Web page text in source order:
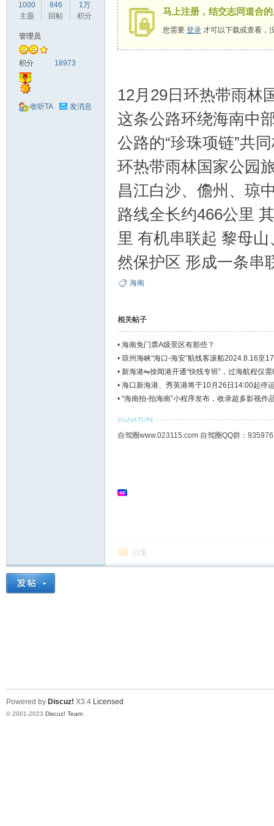
1000
主题
846
回帖
1万
积分
管理员
积分 18973
收听TA 发消息
马上注册，结交志同道合
您需要 登录 才可以下载或查看，
12月29日环热带雨林
这条公路环绕海南中
公路的“珍珠项链”共
环热带雨林国家公园
昌江白沙、儋州、琼
路线全长约466公里
里 有机串联起 黎母
然保护区 形成一条串
海南
相关帖子
• 海南免门票A级景区有那些？
• 琼州海峡“海口-海安”航线客滚船2024.8.16至
• 新海港⇋徐闻港开通“快线专班”，过海航程仅
• 海口新海港、秀英港将于10月26日14:00起停
• “海南拍-拍海南”小程序发布，收录超多影视作
自驾圈www.023115.com 自驾圈QQ群：
回复
Powered by Discuz! X3.4 Licensed
© 2001-2023 Discuz! Team